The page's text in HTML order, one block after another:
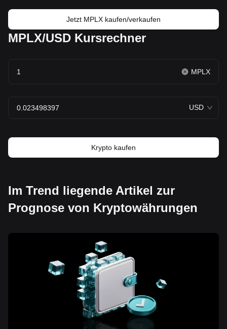
Jetzt MPLX kaufen/verkaufen
MPLX/USD Kursrechner
MPLX
USD
Krypto kaufen
Im Trend liegende Artikel zur
Prognose von Kryptowährungen